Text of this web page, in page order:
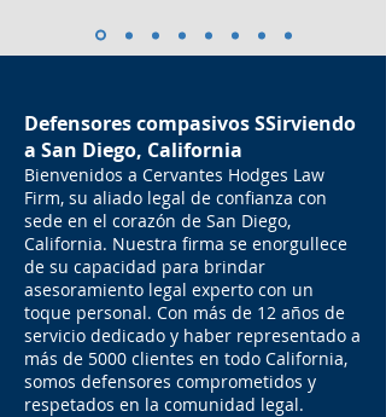
Defensores compasivos SSirviendo
a San Diego, California
Bienvenidos a Cervantes Hodges Law
Firm, su aliado legal de confianza con
sede en el corazón de San Diego,
California. Nuestra firma se enorgullece
de su capacidad para brindar
asesoramiento legal experto con un
toque personal. Con más de 12 años de
servicio dedicado y haber representado a
más de 5000 clientes en todo California,
somos defensores comprometidos y
respetados en la comunidad legal.